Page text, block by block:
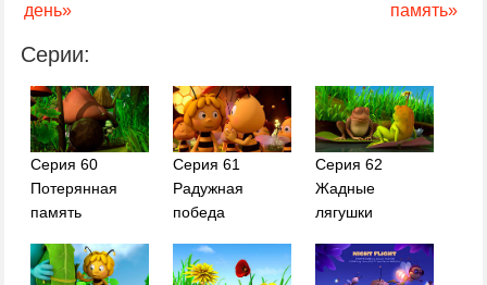
день»
память»
Серии:
Серия 60
Потерянная
память
Серия 61
Радужная
победа
Серия 62
Жадные
лягушки